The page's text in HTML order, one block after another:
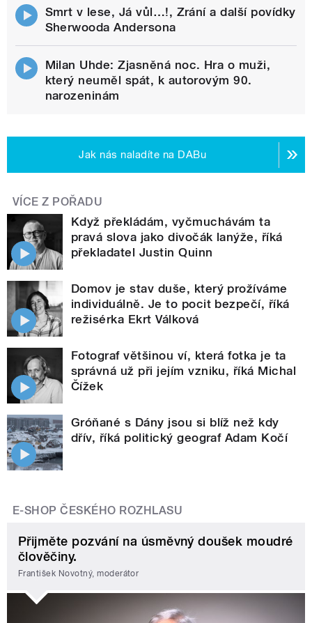
Smrt v lese, Já vůl…!, Zrání a další povídky
Sherwooda Andersona
Milan Uhde: Zjasněná noc. Hra o muži,
který neuměl spát, k autorovým 90.
narozeninám
Jak nás naladíte na DABu
VÍCE Z POŘADU
Když překládám, vyčmuchávám ta
pravá slova jako divočák lanýže, říká
překladatel Justin Quinn
Domov je stav duše, který prožíváme
individuálně. Je to pocit bezpečí, říká
režisérka Ekrt Válková
Fotograf většinou ví, která fotka je ta
správná už při jejím vzniku, říká Michal
Čížek
Gróňané s Dány jsou si blíž než kdy
dřív, říká politický geograf Adam Kočí
E-SHOP ČESKÉHO ROZHLASU
Přijměte pozvání na úsměvný doušek moudré
člověčiny.
František Novotný, moderátor